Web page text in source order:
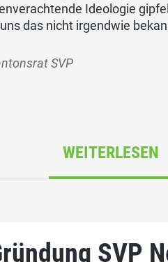
Ideologie
das nicht irgendwie
SVP
WEITERLESEN
SVP